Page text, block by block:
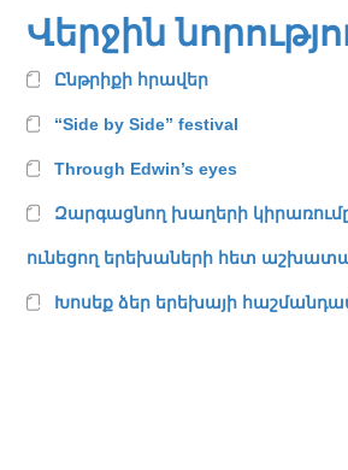
Վերջին
Ընթրիքի հրավեր
“Side by Side” festival
Through Edwin’s eyes
Զարգացնող խաղերի
ունեցող երեխաների հետ
Խոսեք ձեր երեխայի